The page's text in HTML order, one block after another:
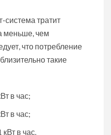
система тратит
меньше, чем
что потребление
такие
в час;
в час;
в час.